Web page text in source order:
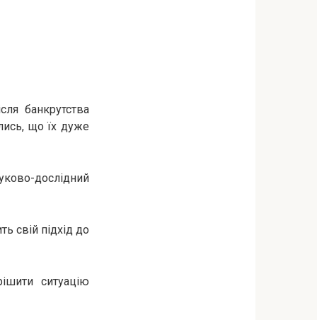
банкрутства
що їх дуже
дослідний
свій підхід до
ситуацію